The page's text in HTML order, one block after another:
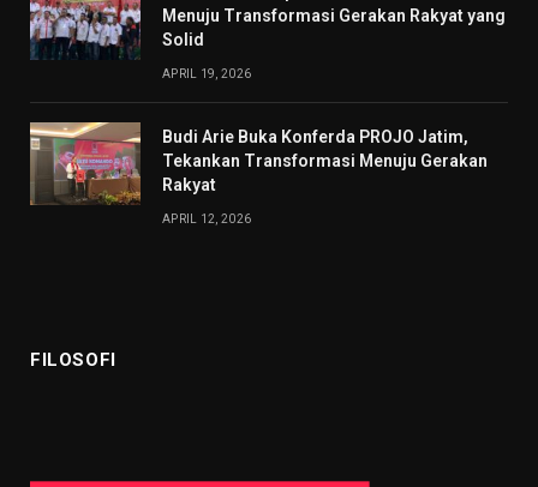
Menuju Transformasi Gerakan Rakyat yang
Solid
APRIL 19, 2026
Budi Arie Buka Konferda PROJO Jatim,
Tekankan Transformasi Menuju Gerakan
Rakyat
APRIL 12, 2026
FILOSOFI